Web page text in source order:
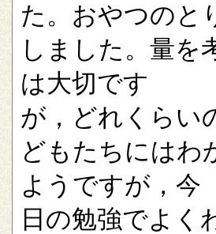
た。おやつのと
しました。量を
は大切です
が，どれくらい
どもたちにはわ
ようですが，今
日の勉強でよく